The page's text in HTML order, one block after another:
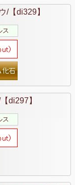
/【di329】
ス
di297】
ス